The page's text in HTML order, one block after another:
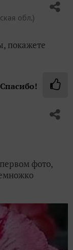
обл.)
покажете
Спасибо!
фото,